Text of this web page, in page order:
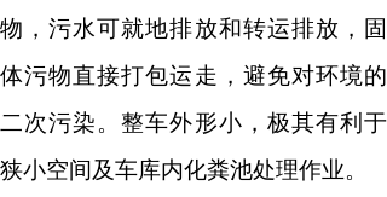
物，污水可就地排放和转运排放，固
体污物直接打包运走，避免对环境的
二次污染。整车外形小，极其有利于
狭小空间及车库内化粪池处理作业。